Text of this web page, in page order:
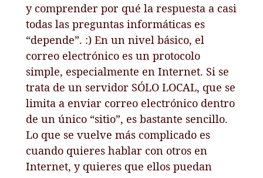
y comprender por qué la respuesta a casi
todas las preguntas informáticas es
“depende”. :) En un nivel básico, el
correo electrónico es un protocolo
simple, especialmente en Internet. Si se
trata de un servidor SÓLO LOCAL, que se
limita a enviar correo electrónico dentro
de un único “sitio”, es bastante sencillo.
Lo que se vuelve más complicado es
cuando quieres hablar con otros en
Internet, y quieres que ellos puedan